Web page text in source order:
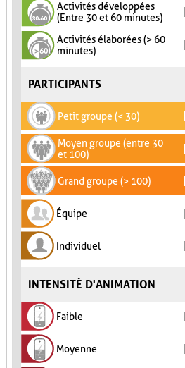
Activités développées
(Entre 30 et 60 minutes)
Activités élaborées (> 60
minutes)
PARTICIPANTS
Petit groupe (< 30)
Moyen groupe (entre 30
et 100)
Grand groupe (> 100)
Équipe
Individuel
INTENSITÉ D'ANIMATION
Faible
Moyenne